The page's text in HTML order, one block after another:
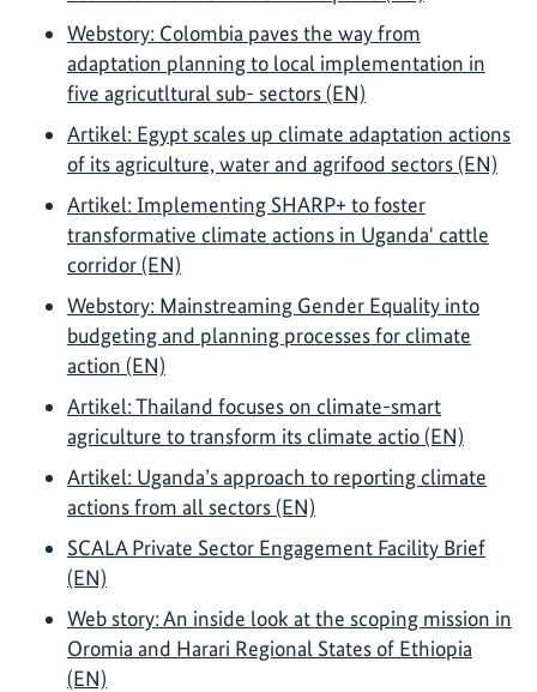
Webstory: Colombia paves the way from
adaptation planning to local implementation in
five agricutltural sub- sectors (EN)
Artikel: Egypt scales up climate adaptation actions
of its agriculture, water and agrifood sectors (EN)
Artikel: Implementing SHARP+ to foster
transformative climate actions in Uganda' cattle
corridor (EN)
Webstory: Mainstreaming Gender Equality into
budgeting and planning processes for climate
action (EN)
Artikel: Thailand focuses on climate-smart
agriculture to transform its climate actio (EN)
Artikel: Uganda’s approach to reporting climate
actions from all sectors (EN)
SCALA Private Sector Engagement Facility Brief
(EN)
Web story: An inside look at the scoping mission in
Oromia and Harari Regional States of Ethiopia
(EN)